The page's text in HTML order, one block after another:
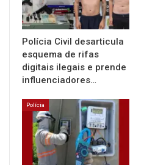
Polícia Civil desarticula
esquema de rifas
digitais ilegais e prende
influenciadores…
Polícia